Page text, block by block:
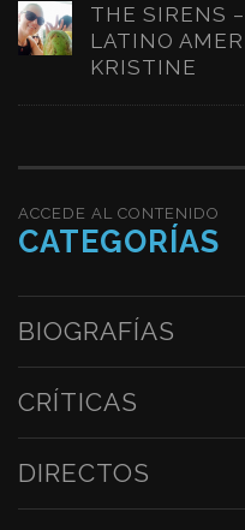
THE SIRENS
LATINO
KRISTINE
ACCEDE AL CONTENIDO
CATEGORÍAS
BIOGRAFÍAS
CRÍTICAS
DIRECTOS